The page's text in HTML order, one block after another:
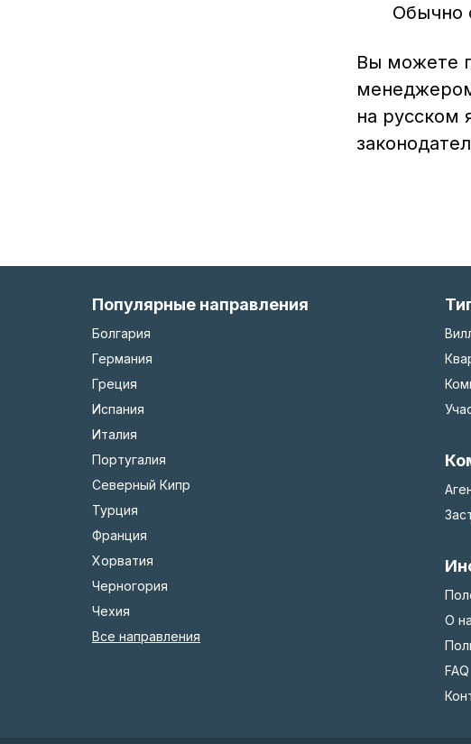
Обычно
Вы можете
на русском
Популярные направления
Болгария
Германия
Греция
Испания
Италия
Португалия
Северный Кипр
Турция
Франция
Хорватия
Черногория
Чехия
Все направления
О
FAQ